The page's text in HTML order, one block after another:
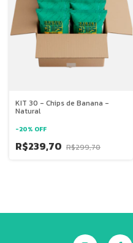
KIT 30 - Chips de Banana -
Natural
-20% OFF
R$239,70 R$299,70